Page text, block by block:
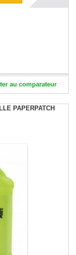
au comparateur
PAPERPATCH